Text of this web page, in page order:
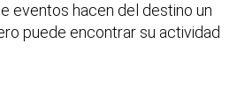
eventos hacen del destino un
puede encontrar su actividad